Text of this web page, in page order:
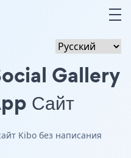
Gallery
Сайт
Kibo без написания